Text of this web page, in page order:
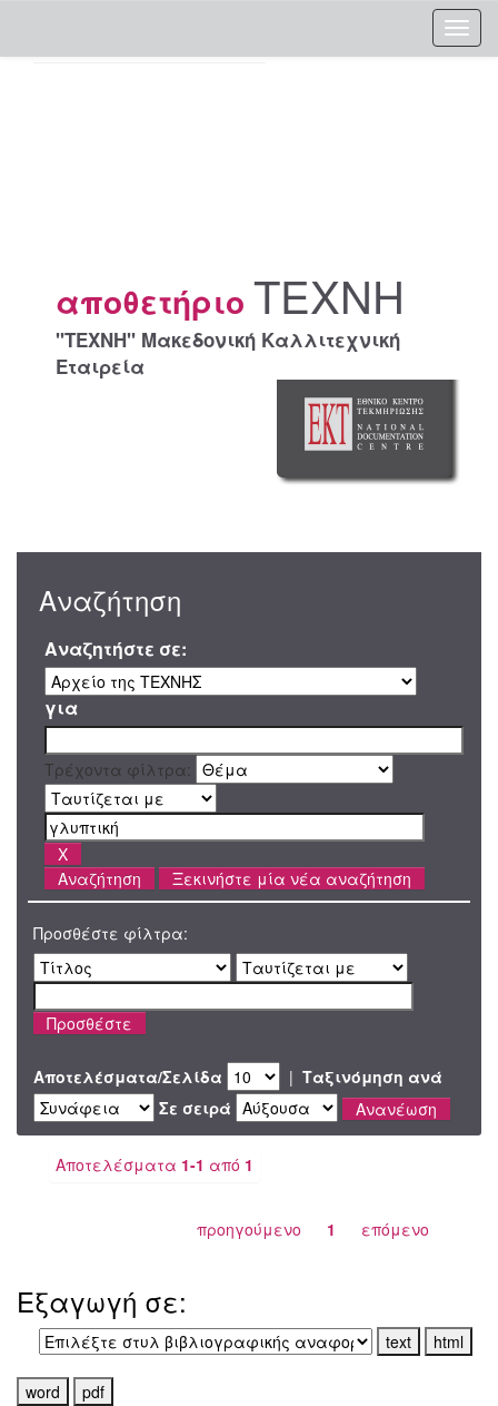
αποθετήριο ΤΕΧΝΗ
"ΤΕΧΝΗ" Μακεδονική Καλλιτεχνική
Εταιρεία
Αναζήτηση
Αναζητήστε σε:
για
Τρέχοντα φίλτρα:
Ξεκινήστε μία νέα αναζήτηση
Προσθέστε φίλτρα:
Αποτελέσματα/Σελίδα | Ταξινόμηση ανά
Σε σειρά
Αποτελέσματα 1-1 από 1
προηγούμενο 1 επόμενο
Εξαγωγή σε: